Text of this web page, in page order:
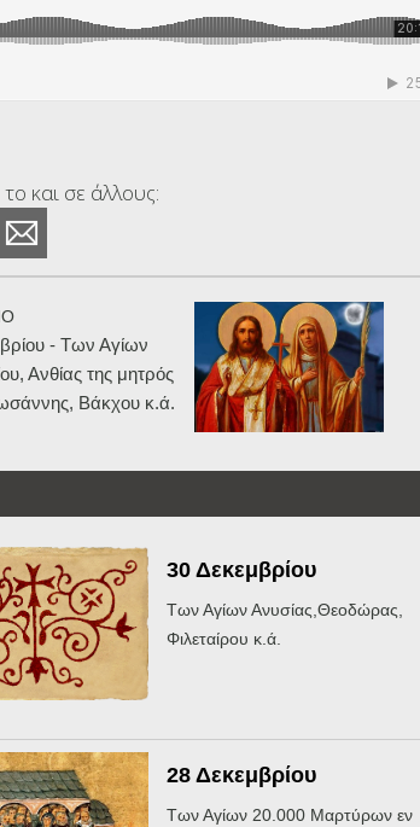
και σε άλλους:
- Των Αγίων
Ανθίας της μητρός
Βάκχου κ.ά.
30 Δεκεμβρίου
Των Αγίων Ανυσίας,Θεοδώρας,
Φιλεταίρου κ.ά.
28 Δεκεμβρίου
Των Αγίων 20.000 Μαρτύρων εν